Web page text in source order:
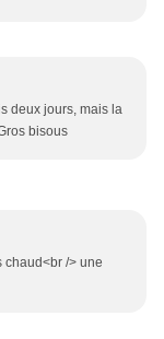
deux jours, mais la
bisous
chaud<br /> une